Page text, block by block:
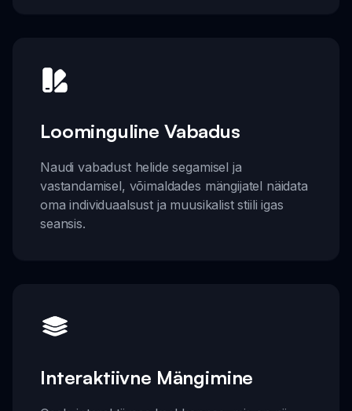
Loominguline Vabadus
Naudi vabadust helide segamisel ja
vastandamisel, võimaldades mängijatel näidata
oma individuaalsust ja muusikalist stiili igas
seansis.
Interaktiivne Mängimine